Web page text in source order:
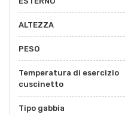
ALTEZZA
PESO
Temperatura di esercizio
cuscinetto
Tipo gabbia